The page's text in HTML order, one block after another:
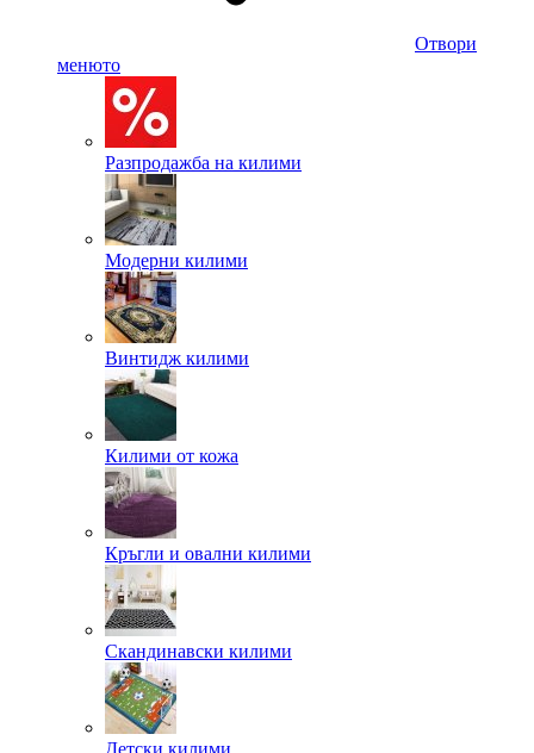
Отвори
менюто
Разпродажба на килими
Модерни килими
Винтидж килими
Килими от кожа
Кръгли и овални килими
Скандинавски килими
Детски килими